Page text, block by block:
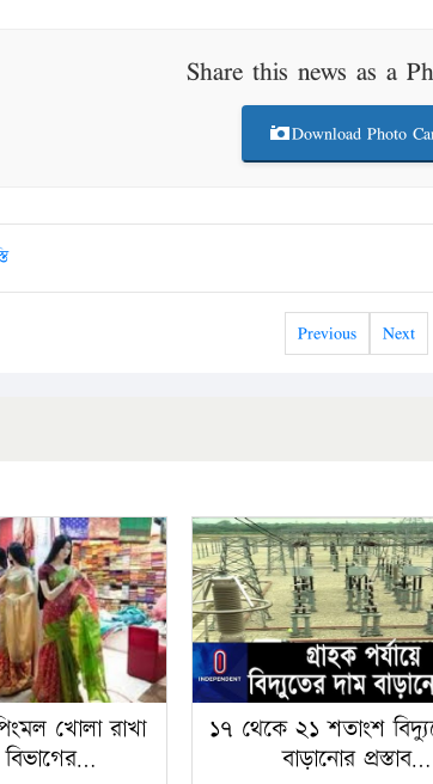
Share this news as a
Download Photo
Previous Next
খোলা রাখা
বিভাগের…
১৭ থেকে ২১ শতাংশ
বাড়ানোর প্রস্তাব…